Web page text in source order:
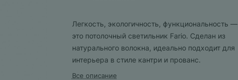
Легкость, экологичность, функциональность —
это потолочный светильник Fario. Сделан из
натурального волокна, идеально подходит для
интерьера в стиле кантри и прованс.
Все описание